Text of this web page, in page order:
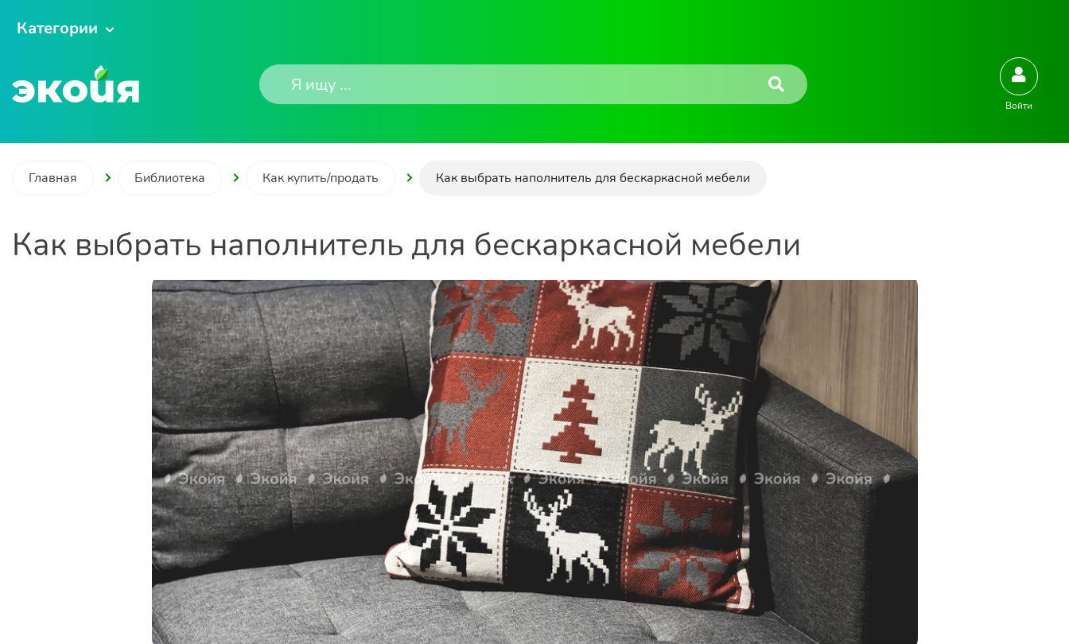
Категории
Войти
Главная Библиотека Как купить/продать Как выбрать наполнитель для бескаркасной мебели
Как выбрать наполнитель для бескаркасной мебели